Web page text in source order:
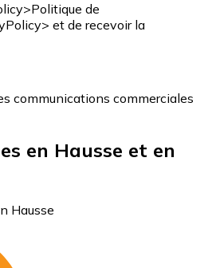
de
et de recevoir la
communications commerciales
en Hausse et en
Hausse